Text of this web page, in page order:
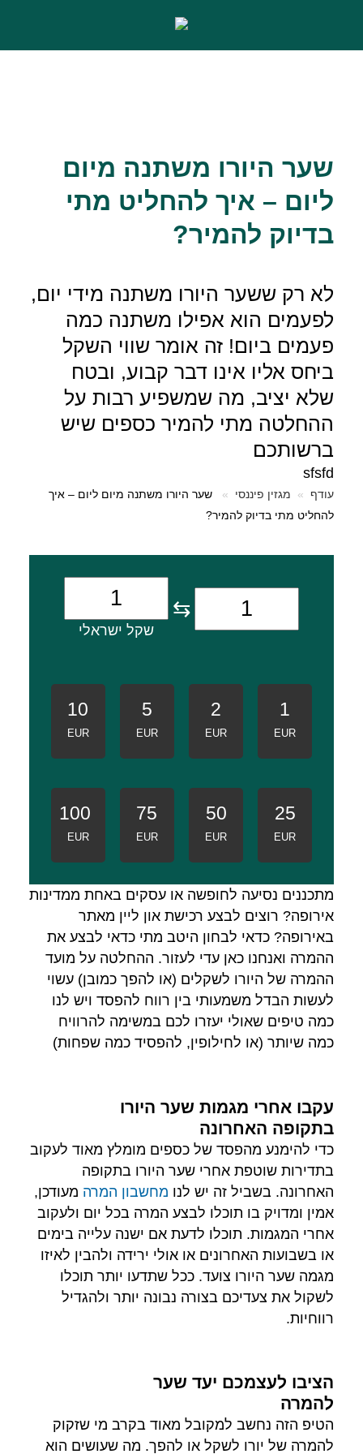
שער היורו משתנה מיום
ליום – איך להחליט מתי
בדיוק להמיר?
לא רק ששער היורו משתנה מידי יום,
לפעמים הוא אפילו משתנה כמה
פעמים ביום! זה אומר שווי השקל
ביחס אליו אינו דבר קבוע, ובטח
שלא יציב, מה שמשפיע רבות על
ההחלטה מתי להמיר כספים שיש
ברשותכם
sfsfd
עודף מגזין פיננסי
שער היורו משתנה מיום ליום – איך
להחליט מתי בדיוק להמיר?
⇆
שקל ישראלי
1
EUR
2
EUR
5
EUR
10
EUR
25
EUR
50
EUR
75
EUR
100
EUR
מתכננים נסיעה לחופשה או עסקים באחת ממדינות
אירופה? רוצים לבצע רכישת און ליין מאתר
באירופה? כדאי לבחון היטב מתי כדאי לבצע את
ההמרה ואנחנו כאן עדי לעזור. ההחלטה על מועד
ההמרה של היורו לשקלים (או להפך כמובן) עשוי
לעשות הבדל משמעותי בין רווח להפסד ויש לנו
כמה טיפים שאולי יעזרו לכם במשימה להרוויח
כמה שיותר (או לחילופין, להפסיד כמה שפחות)
עקבו אחרי מגמות שער היורו
בתקופה האחרונה
כדי להימנע מהפסד של כספים מומלץ מאוד לעקוב
בתדירות שוטפת אחרי שער היורו בתקופה
האחרונה. בשביל זה יש לנו מחשבון המרה מעודכן,
אמין ומדויק בו תוכלו לבצע המרה בכל יום ולעקוב
אחרי המגמות. תוכלו לדעת אם ישנה עלייה בימים
או בשבועות האחרונים או אולי ירידה ולהבין לאיזו
מגמה שער היורו צועד. ככל שתדעו יותר תוכלו
לשקול את צעדיכם בצורה נבונה יותר ולהגדיל
רווחיות.
הציבו לעצמכם יעד שער
להמרה
הטיפ הזה נחשב למקובל מאוד בקרב מי שזקוק
להמרה של יורו לשקל או להפך. מה שעושים הוא